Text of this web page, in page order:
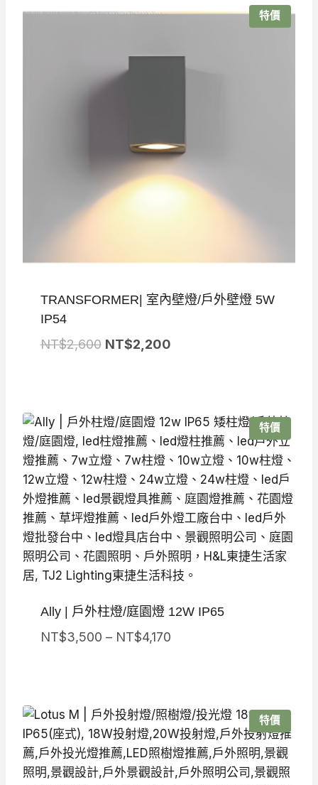
特價
TRANSFORMER| 室內壁燈/戶外壁燈 5W
IP54
NT$2,600 原
NT$2,600。
NT$2,200目
NT$2,200。
特價
Ally | 戶外柱燈/庭園燈 12W IP65
NT$3,500 – NT$4,170價
NT$3,500
到
NT$4,170
特價